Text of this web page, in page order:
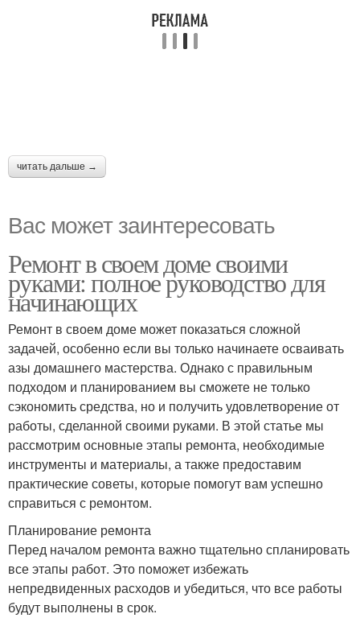
читать дальше →
Вас может заинтересовать
Ремонт в своем доме своими
руками: полное руководство для
начинающих
Ремонт в своем доме может показаться сложной
задачей, особенно если вы только начинаете осваивать
азы домашнего мастерства. Однако с правильным
подходом и планированием вы сможете не только
сэкономить средства, но и получить удовлетворение от
работы, сделанной своими руками. В этой статье мы
рассмотрим основные этапы ремонта, необходимые
инструменты и материалы, а также предоставим
практические советы, которые помогут вам успешно
справиться с ремонтом.
Планирование ремонта
Перед началом ремонта важно тщательно спланировать
все этапы работ. Это поможет избежать
непредвиденных расходов и убедиться, что все работы
будут выполнены в срок.